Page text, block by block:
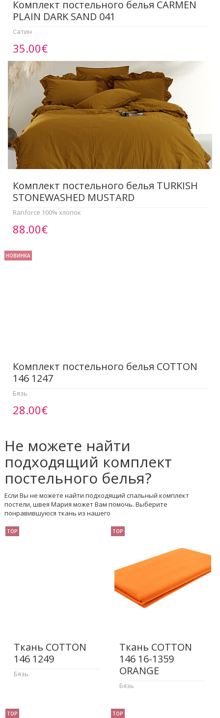
Комплект постельного белья CARMEN
PLAIN DARK SAND 041
Сатин
35.00€
Комплект постельного белья TURKISH
STONEWASHED MUSTARD
Ranforce 100% хлопок
88.00€
НОВИНКА
Комплект постельного белья COTTON
146 1247
Бязь
28.00€
Не можете найти
подходящий комплект
постельного белья?
Если Вы не можете найти подходящий спальный комплект
постели, швея Мария может Вам помочь. Выберите
понравившуюся ткань из нашего
TOP
Ткань COTTON
146 1249
Бязь
TOP
Ткань COTTON
146 16-1359
ORANGE
Бязь
TOP TOP